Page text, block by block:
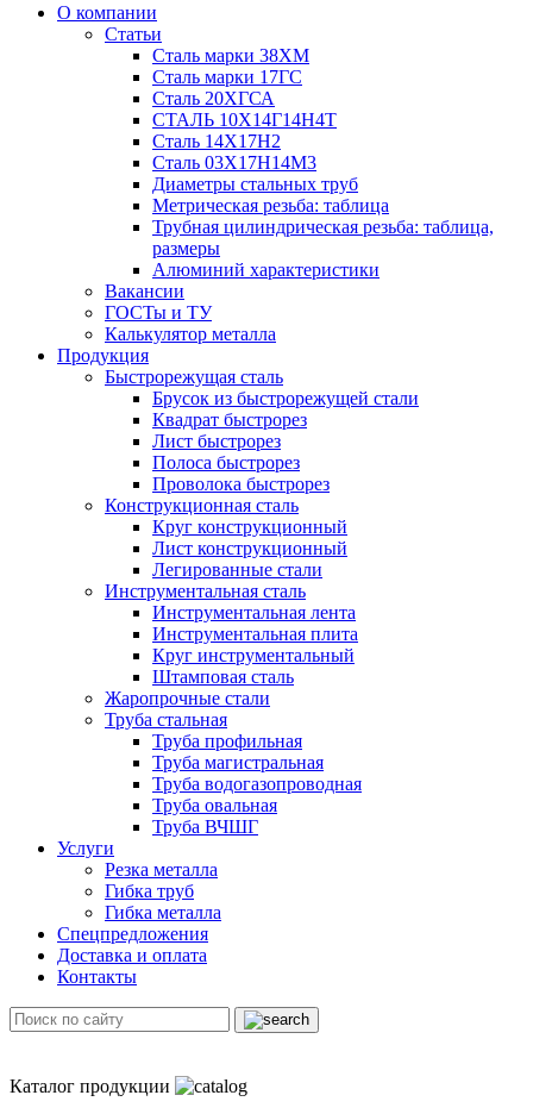
О компании
Статьи
Сталь марки 38ХМ
Сталь марки 17ГС
Сталь 20ХГСА
СТАЛЬ 10Х14Г14Н4Т
Сталь 14Х17Н2
Сталь 03Х17Н14М3
Диаметры стальных труб
Метрическая резьба: таблица
Трубная цилиндрическая резьба: таблица,
размеры
Алюминий характеристики
Вакансии
ГОСТы и ТУ
Калькулятор металла
Продукция
Быстрорежущая сталь
Брусок из быстрорежущей стали
Квадрат быстрорез
Лист быстрорез
Полоса быстрорез
Проволока быстрорез
Конструкционная сталь
Круг конструкционный
Лист конструкционный
Легированные стали
Инструментальная сталь
Инструментальная лента
Инструментальная плита
Круг инструментальный
Штамповая сталь
Жаропрочные стали
Труба стальная
Труба профильная
Труба магистральная
Труба водогазопроводная
Труба овальная
Труба ВЧШГ
Услуги
Резка металла
Гибка труб
Гибка металла
Спецпредложения
Доставка и оплата
Контакты
Каталог продукции